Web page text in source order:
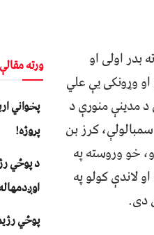
ورته مقالې
پخواني
پروژه!
د پوځي
پوځي
بدر اولی او
وړونکی یې علي
مدینې منورې د
کرز بن
خو وروسته په
لاندې کولو په
دی.